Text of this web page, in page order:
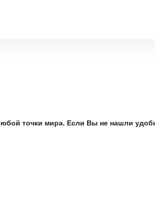
точки мира. Если Вы не нашли